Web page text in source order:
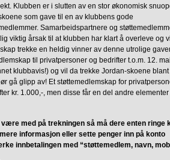
Klubben er i slutten av en stor økonomisk
som gave til en av klubbens gode
Samarbeidspartnere og
viktig årsak til at klubben har klart å overleve og
trekke en heldig vinner av denne utrolige
til privatpersoner og bedrifter t.o.m. 12. mai
klubbavis!) og vil da trekke Jordan-skoene blant
gå glipp av! Et støttemedlemskap for
kr. 1.000,-, men disse får en del andre
med på trekningen så må dere enten ringe
informasjon eller sette penger inn på konto
innbetalingen med “støttemedlem, navn,